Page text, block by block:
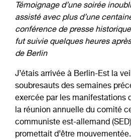
Témoignage d’une soirée
assisté avec plus d’une
conférence de presse
fut suivie quelques heures
de Berlin
J’étais arrivée à Berlin-Est la
soubresauts des semaines
exercée par les manifestations
la réunion annuelle du comité
communiste est-allemand
promettait d’être